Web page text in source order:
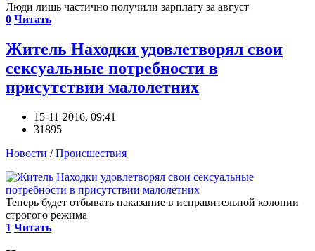
Люди лишь частично получили зарплату за август
0 Читать
Житель Находки удовлетворял свои
сексуальные потребности в
присутствии малолетних
15-11-2016, 09:41
31895
Новости /Происшествия
Теперь будет отбывать наказание в исправительной колонии
строгого режима
1 Читать